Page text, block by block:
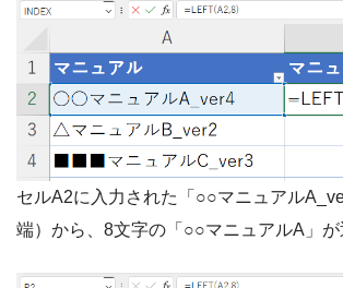
セルA2に入力された「○○マニュアル
端）から、8文字の「○○マニュアルA」が